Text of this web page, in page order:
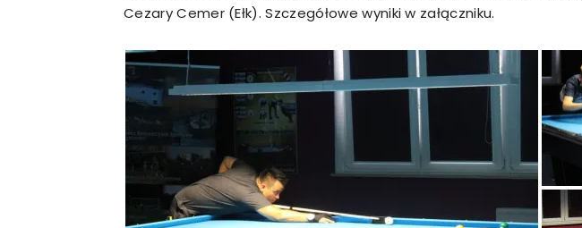
Cezary Cemer (Ełk). Szczegółowe wyniki w załączniku.